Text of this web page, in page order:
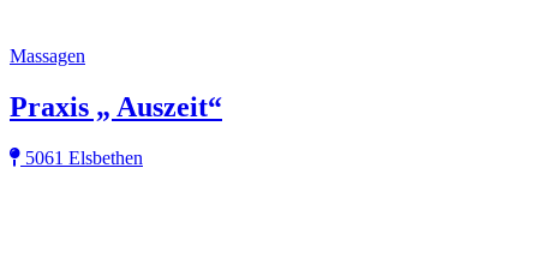
Massagen
Praxis „ Auszeit“
5061 Elsbethen